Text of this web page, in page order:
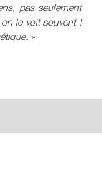
pas seulement
le voit souvent !
»